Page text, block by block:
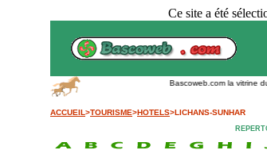
Ce site a été
Bascoweb.com la vitrine du
ACCUEIL>TOURISME>HOTELS>LICHANS-SUNHAR